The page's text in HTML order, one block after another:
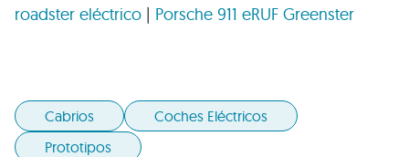
roadster eléctrico | Porsche 911 eRUF Greenster
Cabrios
Coches Eléctricos
Prototipos